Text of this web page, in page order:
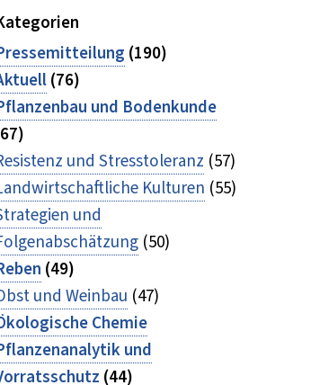
(190)
(76)
und Bodenkunde
und Stresstoleranz (57)
Kulturen (55)
und
(50)
(49)
und Weinbau (47)
Chemie
und
(44)